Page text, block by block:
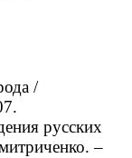
/
русских
–